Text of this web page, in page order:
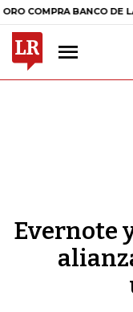
BANCO DE LA
Evernote